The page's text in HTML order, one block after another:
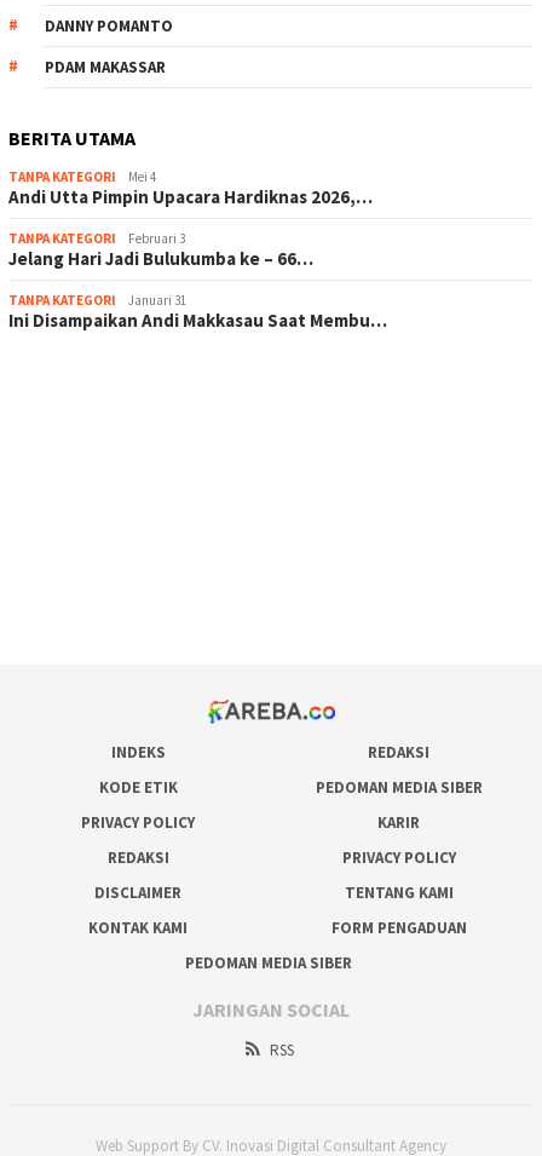
DANNY POMANTO
PDAM MAKASSAR
BERITA UTAMA
TANPA KATEGORI Mei 4
Andi Utta Pimpin Upacara Hardiknas 2026,…
TANPA KATEGORI Februari 3
Jelang Hari Jadi Bulukumba ke – 66…
TANPA KATEGORI Januari 31
Ini Disampaikan Andi Makkasau Saat Membu…
INDEKS
REDAKSI
KODE ETIK
PEDOMAN MEDIA SIBER
PRIVACY POLICY
KARIR
REDAKSI
PRIVACY POLICY
DISCLAIMER
TENTANG KAMI
KONTAK KAMI
FORM PENGADUAN
PEDOMAN MEDIA SIBER
JARINGAN SOCIAL
RSS
Web Support By CV. Inovasi Digital Consultant Agency